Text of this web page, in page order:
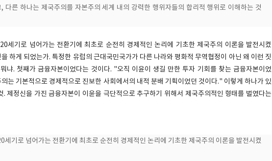
다른 하나는 제국주의를 자본주의 세계 내의 강력한 행위자들의 합리적 행위로 이해하는 것
세기로 넘어가는 전환기에 최초로 순전히 경제적인 논리에 기초한 제국주의 이론을 발전시켰
하게 되었는가. 특정한 유럽의 근대국민국가가 다른 나라와 평화적 무역협정이 아닌 왜 이런 짓
냐. 첫째가 금융자본이었다는 것이다. "오직 이윤이 생길 만한 투자 기회를 찾는 금융자본이었
는 기본적으로 경제적으로 진보한 사회에서의 내적 분배 기획이었던 것이다." 이렇게 하나가 있
. 제정신을 가진 금융자본이 이윤을 극단적으로 추구하기 위해서 제국주의적인 형태를 벌였다는
세기로 넘어가는 전환기에 최초로 순전히 경제적인 논리에 기초한 제국주의 이론을 발전시켰